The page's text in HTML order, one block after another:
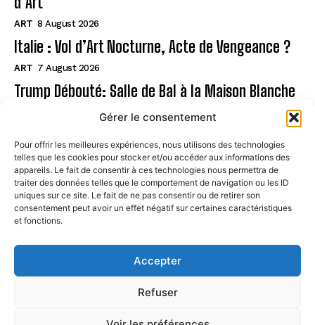
Gérer le consentement
Pour offrir les meilleures expériences, nous utilisons des technologies
telles que les cookies pour stocker et/ou accéder aux informations des
appareils. Le fait de consentir à ces technologies nous permettra de
traiter des données telles que le comportement de navigation ou les ID
uniques sur ce site. Le fait de ne pas consentir ou de retirer son
consentement peut avoir un effet négatif sur certaines caractéristiques
et fonctions.
Accepter
Refuser
ART 8 August 2026
Italie : Vol d’Art Nocturne, Acte de Vengeance ?
ART 7 August 2026
Trump Débouté: Salle de Bal à la Maison Blanche
Page
CONTACT
MENTIONS LÉGALES